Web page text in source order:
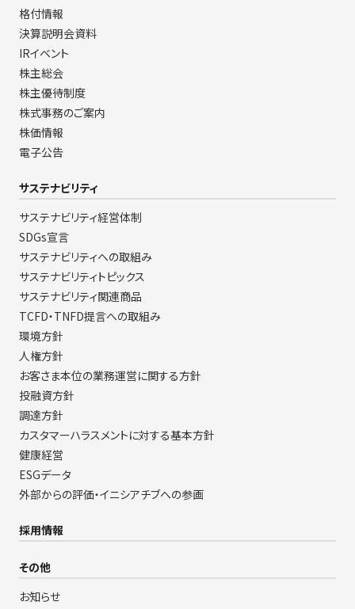
格付情報
決算説明会資料
IRイベント
株主総会
株主優待制度
株式事務のご案内
株価情報
電子公告
サステナビリティ
サステナビリティ経営体制
SDGs宣言
サステナビリティへの取組み
サステナビリティトピックス
サステナビリティ関連商品
TCFD・TNFD提言への取組み
環境方針
人権方針
お客さま本位の業務運営に関する方針
投融資方針
調達方針
カスタマーハラスメントに対する基本方針
健康経営
ESGデータ
外部からの評価・イニシアチブへの参画
採用情報
その他
お知らせ